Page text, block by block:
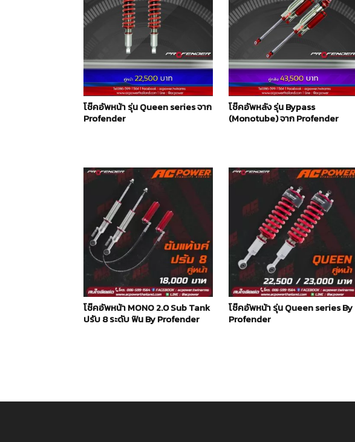
โช๊คอัพหน้า รุ่น Queen series จาก
Profender
โช๊คอัพหลัง รุ่น Bypass
(Monotube) จาก Profender
โช๊คอัพหน้า MONO 2.0 Sub Tank
ปรับ 8 ระดับ ฟิน By Profender
โช๊คอัพหน้า รุ่น Queen series By
Profender